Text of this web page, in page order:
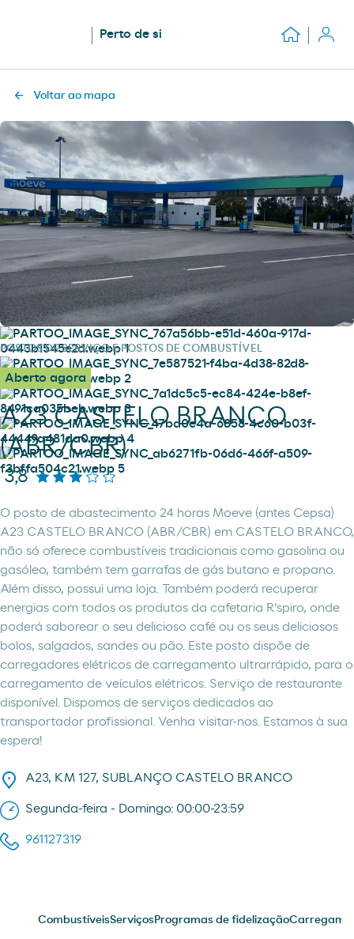
Perto de si
Voltar ao mapa
POSTOS DE SERVIÇO E POSTOS DE COMBUSTÍVEL
Aberto agora
A23 CASTELO BRANCO
(ABR/CBR)
3,8
O posto de abastecimento 24 horas Moeve (antes Cepsa)
A23 CASTELO BRANCO (ABR/CBR) em CASTELO BRANCO,
não só oferece combustíveis tradicionais como gasolina ou
gasóleo, também tem garrafas de gás butano e propano.
Além disso, possui uma loja. Também poderá recuperar
energias com todos os produtos da cafetaria R'spiro, onde
poderá saborear o seu delicioso café ou os seus deliciosos
bolos, salgados, sandes ou pão. Este posto dispõe de
carregadores elétricos de carregamento ultrarrápido, para o
carregamento de veículos elétricos. Serviço de restaurante
disponível. Dispomos de serviços dedicados ao
transportador profissional. Venha visitar-nos. Estamos à sua
espera!
A23, KM 127, SUBLANÇO CASTELO BRANCO
Segunda-feira - Domingo: 00:00-23:59
961127319
CombustíveisServiços Programas de fidelização